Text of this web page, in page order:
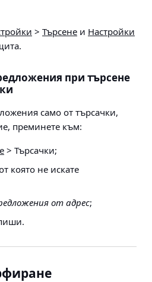
> Търсене и Настройки
.
при търсене
само от търсачки,
преминете към:
> Търсачки;
която не искате
от адрес;